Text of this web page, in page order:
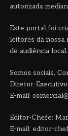
autorizada
Este portal foi
leitores da nossa
de audiência local.
Somos sociais.
Diretor-
E-mail:
Editor-Chefe:
E-mail: editor-